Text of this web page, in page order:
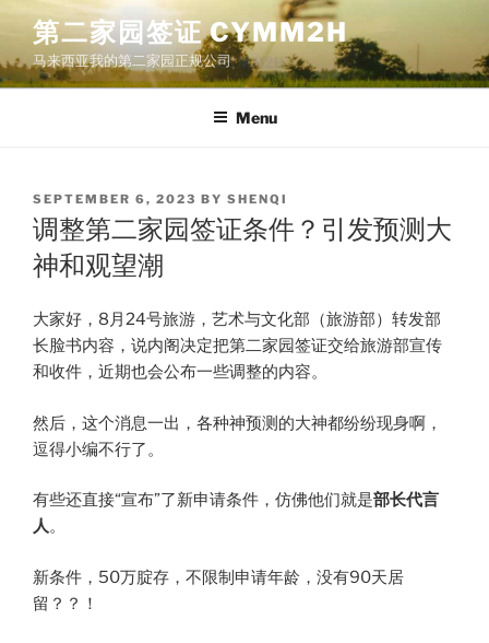
Skip
content
第二家园签证 CYMM2H
马来西亚我的第二家园正规公司
Menu
POSTED
ON
SEPTEMBER 6, 2023 BY SHENQI
调整第二家园签证条件？引发预测大
神和观望潮
大家好，8月24号旅游，艺术与文化部（旅游部）转发部
长脸书内容，说内阁决定把第二家园签证交给旅游部宣传
和收件，近期也会公布一些调整的内容。
然后，这个消息一出，各种神预测的大神都纷纷现身啊，
逗得小编不行了。
有些还直接“宣布”了新申请条件，仿佛他们就是部长代言
人。
新条件，50万腚存，不限制申请年龄，没有90天居
留？？！